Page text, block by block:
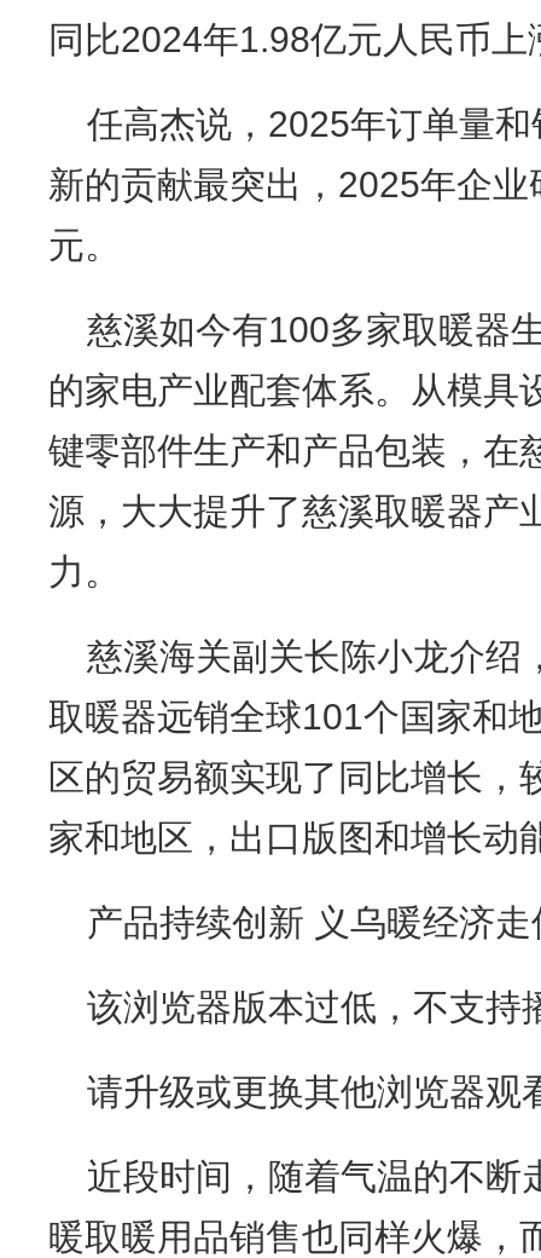
同比2024年1.98亿元人民币上
任高杰说，2025年订单量
新的贡献最突出，2025年企
元。
慈溪如今有100多家取暖器
的家电产业配套体系。从模具
键零部件生产和产品包装，在
源，大大提升了慈溪取暖器产
力。
慈溪海关副关长陈小龙介绍
取暖器远销全球101个国家和
区的贸易额实现了同比增长，
家和地区，出口版图和增长动
产品持续创新 义乌暖经济走
该浏览器版本过低，不支持
请升级或更换其他浏览器观
近段时间，随着气温的不断
暖取暖用品销售也同样火爆，